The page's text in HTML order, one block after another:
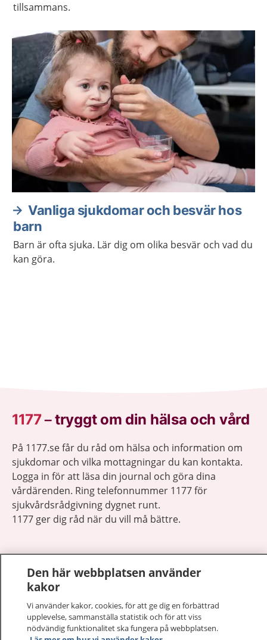
tillsammans.
Vanliga sjukdomar och besvär hos
barn
Barn är ofta sjuka. Lär dig om olika besvär och vad du
kan göra.
1177–tryggt om din hälsa och vård
På 1177.se får du råd om hälsa och information om
sjukdomar och vilka mottagningar du kan kontakta.
Logga in för att läsa din journal och göra dina
vårdärenden. Ring telefonnummer 1177 för
sjukvårdsrådgivning dygnet runt.
1177 ger dig råd när du vill må bättre.
Om 1177
Den här webbplatsen använder
kakor
Vi använder kakor, cookies, för att ge dig en förbättrad
upplevelse, sammanställa statistik och för att viss
nödvändig funktionalitet ska fungera på webbplatsen.